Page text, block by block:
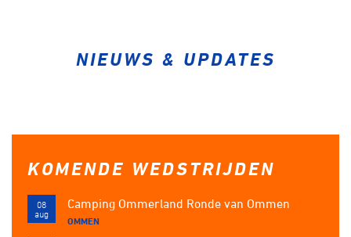
NIEUWS & UPDATES
KOMENDE WEDSTRIJDEN
08
aug
Camping Ommerland Ronde van Ommen
OMMEN